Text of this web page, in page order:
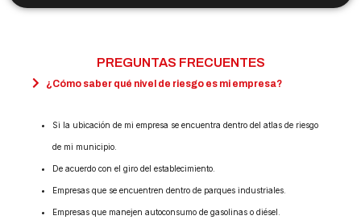
PREGUNTAS FRECUENTES
¿Cómo saber qué nivel de riesgo es mi empresa?
Si la ubicación de mi empresa se encuentra dentro del atlas de riesgo
de mi municipio.
De acuerdo con el giro del establecimiento.
Empresas que se encuentren dentro de parques industriales.
Empresas que manejen autoconsumo de gasolinas o diésel.